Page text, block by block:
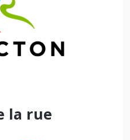
la rue